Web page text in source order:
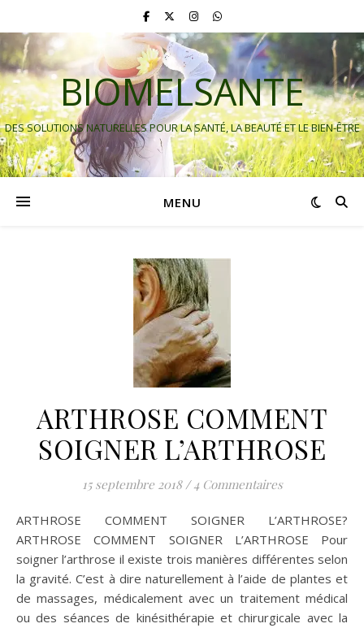
BIOMELSANTE
DES SOLUTIONS NATURELLES POUR LA SANTÉ, LA BEAUTÉ ET LE BIEN-ÊTRE
MENU
ARTHROSE COMMENT
SOIGNER L’ARTHROSE
15 septembre 2018 / 4 Commentaires
ARTHROSE COMMENT SOIGNER L’ARTHROSE?
ARTHROSE COMMENT SOIGNER L’ARTHROSE Pour
soigner l’arthrose il existe trois manières différentes selon
la gravité. C’est à dire naturellement à l’aide de plantes et
de massages, médicalement avec un traitement médical
ou des séances de kinésithérapie et chirurgicale avec la